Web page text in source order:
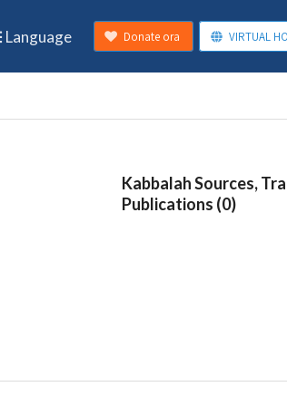
Language Donate ora VIRTUAL
Kabbalah Sources,
Publications (0)